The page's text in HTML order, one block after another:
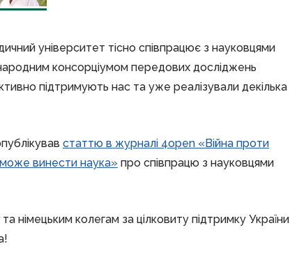
університет тісно співпрацює з науковцями
консорціумом передових досліджень
підтримують нас та уже реалізували декілька
статтю в журналі 4open «Війна проти
може винести наука» про співпрацю з науковцями
колегам за цілковиту підтримку України